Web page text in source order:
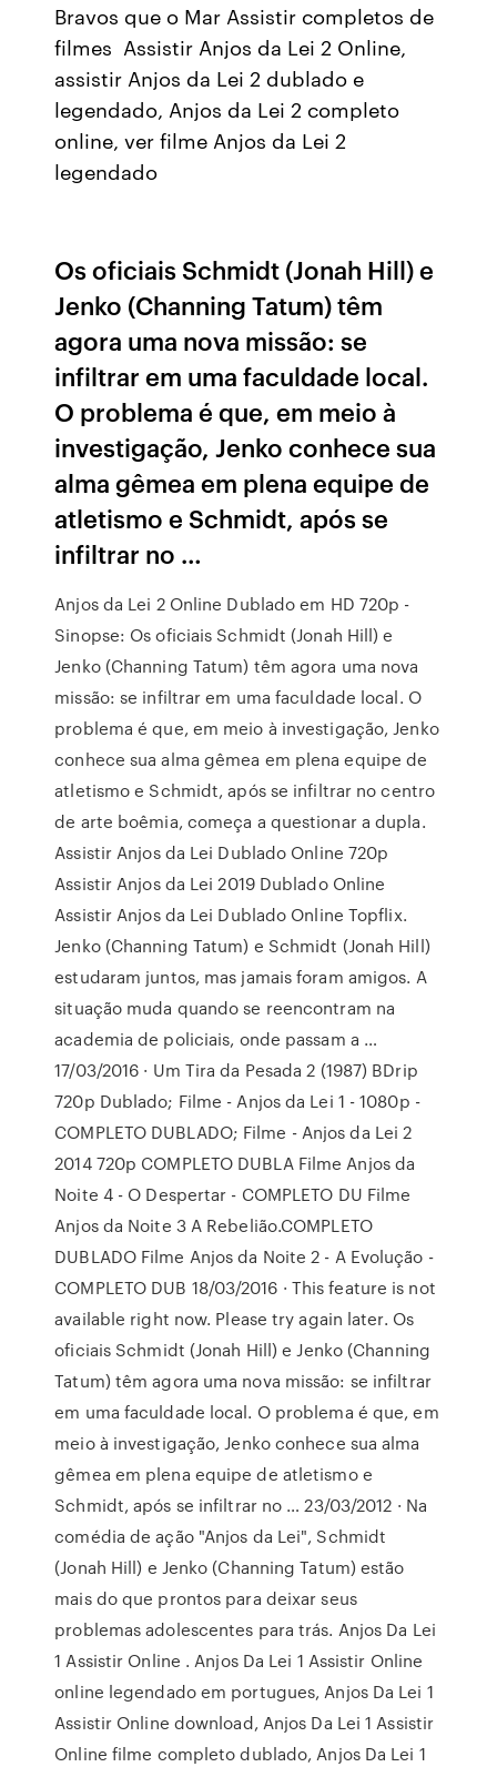
Bravos que o Mar Assistir completos de
filmes Assistir Anjos da Lei 2 Online,
assistir Anjos da Lei 2 dublado e
legendado, Anjos da Lei 2 completo
online, ver filme Anjos da Lei 2
legendado
Os oficiais Schmidt (Jonah Hill) e
Jenko (Channing Tatum) têm
agora uma nova missão: se
infiltrar em uma faculdade local.
O problema é que, em meio à
investigação, Jenko conhece sua
alma gêmea em plena equipe de
atletismo e Schmidt, após se
infiltrar no …
Anjos da Lei 2 Online Dublado em HD 720p -
Sinopse: Os oficiais Schmidt (Jonah Hill) e
Jenko (Channing Tatum) têm agora uma nova
missão: se infiltrar em uma faculdade local. O
problema é que, em meio à investigação, Jenko
conhece sua alma gêmea em plena equipe de
atletismo e Schmidt, após se infiltrar no centro
de arte boêmia, começa a questionar a dupla.
Assistir Anjos da Lei Dublado Online 720p
Assistir Anjos da Lei 2019 Dublado Online
Assistir Anjos da Lei Dublado Online Topflix.
Jenko (Channing Tatum) e Schmidt (Jonah Hill)
estudaram juntos, mas jamais foram amigos. A
situação muda quando se reencontram na
academia de policiais, onde passam a …
17/03/2016 · Um Tira da Pesada 2 (1987) BDrip
720p Dublado; Filme - Anjos da Lei 1 - 1080p -
COMPLETO DUBLADO; Filme - Anjos da Lei 2
2014 720p COMPLETO DUBLA Filme Anjos da
Noite 4 - O Despertar - COMPLETO DU Filme
Anjos da Noite 3 A Rebelião.COMPLETO
DUBLADO Filme Anjos da Noite 2 - A Evolução -
COMPLETO DUB 18/03/2016 · This feature is not
available right now. Please try again later. Os
oficiais Schmidt (Jonah Hill) e Jenko (Channing
Tatum) têm agora uma nova missão: se infiltrar
em uma faculdade local. O problema é que, em
meio à investigação, Jenko conhece sua alma
gêmea em plena equipe de atletismo e
Schmidt, após se infiltrar no … 23/03/2012 · Na
comédia de ação "Anjos da Lei", Schmidt
(Jonah Hill) e Jenko (Channing Tatum) estão
mais do que prontos para deixar seus
problemas adolescentes para trás. Anjos Da Lei
1 Assistir Online . Anjos Da Lei 1 Assistir Online
online legendado em portugues, Anjos Da Lei 1
Assistir Online download, Anjos Da Lei 1 Assistir
Online filme completo dublado, Anjos Da Lei 1